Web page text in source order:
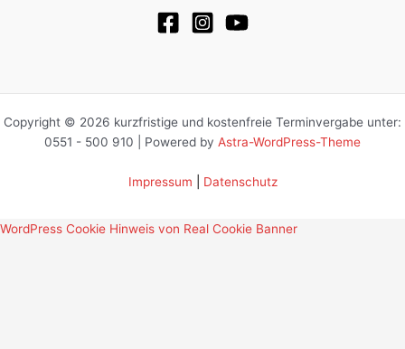
Copyright © 2026 kurzfristige und kostenfreie Terminvergabe unter:
0551 - 500 910 | Powered by Astra-WordPress-Theme
Impressum Datenschutz
WordPress Cookie Hinweis von Real Cookie Banner